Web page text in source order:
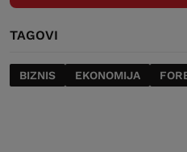
TAGOVI
BIZNIS EKONOMIJA